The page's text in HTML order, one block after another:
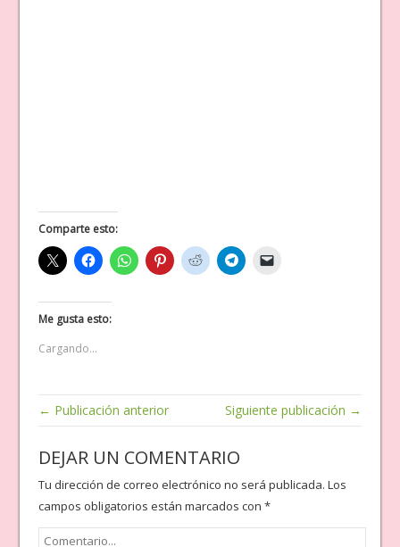
Comparte esto:
Me gusta esto:
Cargando...
← Publicación anterior Siguiente publicación →
DEJAR UN COMENTARIO
Tu dirección de correo electrónico no será publicada. Los
campos obligatorios están marcados con *